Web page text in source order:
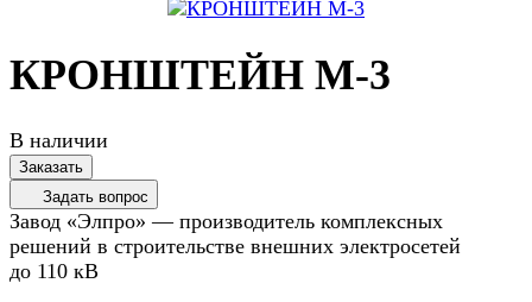
КРОНШТЕЙН М-3
В наличии
Заказать
Задать вопрос
Завод «Элпро» — производитель комплексных
решений в строительстве внешних электросетей
до 110 кВ